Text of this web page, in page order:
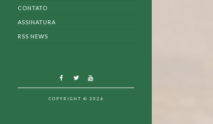
CONTATO
ASSINATURA
RSS NEWS
COPYRIGHT © 2026